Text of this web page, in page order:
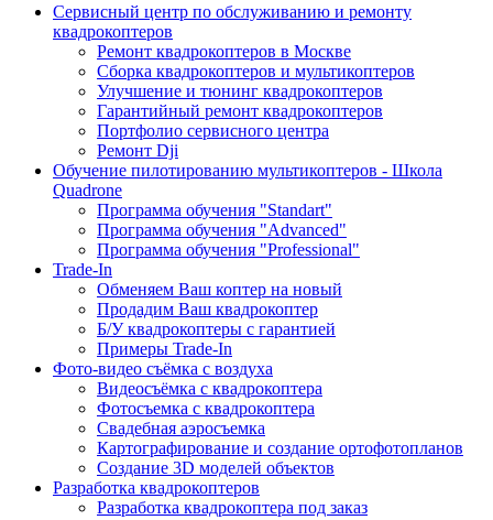
Сервисный центр по обслуживанию и ремонту
квадрокоптеров
Ремонт квадрокоптеров в Москве
Сборка квадрокоптеров и мультикоптеров
Улучшение и тюнинг квадрокоптеров
Гарантийный ремонт квадрокоптеров
Портфолио сервисного центра
Ремонт Dji
Обучение пилотированию мультикоптеров - Школа
Quadrone
Программа обучения "Standart"
Программа обучения "Advanced"
Программа обучения "Professional"
Trade-In
Обменяем Ваш коптер на новый
Продадим Ваш квадрокоптер
Б/У квадрокоптеры с гарантией
Примеры Trade-In
Фото-видео съёмка с воздуха
Видеосъёмка с квадрокоптера
Фотосъемка с квадрокоптера
Свадебная аэросъемка
Картографирование и создание ортофотопланов
Создание 3D моделей объектов
Разработка квадрокоптеров
Разработка квадрокоптера под заказ